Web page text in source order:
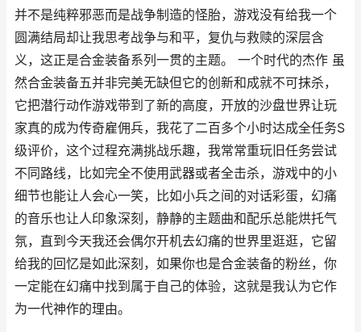
并不是纯粹邪恶而是战争制造的怪胎，游戏没有给我一个
圆满结局却让我思考战争与和平，复仇与救赎的深层含
义，这正是合金装备系列一贯的主题。 一个时代的杰作 虽
然合金装备五并非完美无缺但它的创新和成就不可抹杀，
它把潜行动作游戏带到了新的高度，开放的沙盘世界让玩
家真的成为传奇雇佣兵，我花了二百多个小时达成全任务S
级评价，这个过程充满挑战乐趣，我常常重玩旧任务尝试
不同路线，比如完全不使用武器或者全击杀，游戏中的小
细节也能让人会心一笑，比如小兵之间的对话彩蛋，幻痛
的音乐也让人印象深刻，静静的主题曲和配乐总能烘托气
氛，直到今天我还会偶尔开机去幻痛的世界里逛逛，它留
给我的回忆是如此深刻，如果你也是合金装备的粉丝，你
一定能在幻痛中找到属于自己的体验，这就是我认为它作
为一代神作的理由。